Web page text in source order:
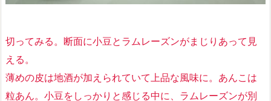
切ってみる。断面に小豆とラムレーズンがまじりあって見
える。
薄めの皮は地酒が加えられていて上品な風味に。あんこは
粒あん。小豆をしっかりと感じる中に、ラムレーズンが別